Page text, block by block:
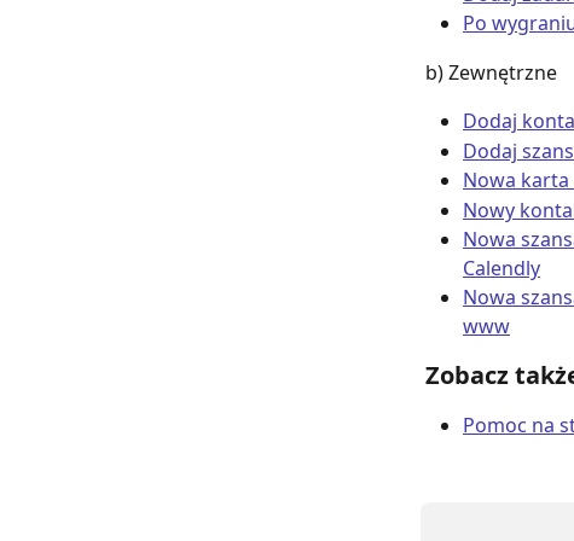
Po
b) Zewnętrzne
Dodaj
Dodaj
Nowa karta
Nowy
Nowa
Calendly
Nowa
www
Zobacz
Pomoc na